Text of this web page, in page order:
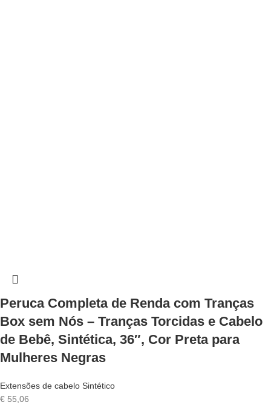
Peruca Completa de Renda com Tranças
Box sem Nós – Tranças Torcidas e Cabelo
de Bebê, Sintética, 36″, Cor Preta para
Mulheres Negras
Extensões de cabelo Sintético
€ 55,06